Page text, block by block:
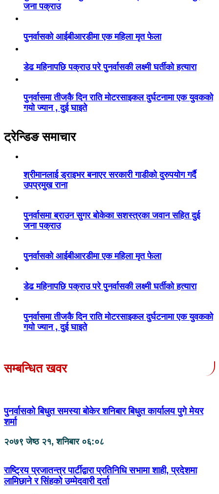
जना पक्राउ
पुनर्वासको आईबीआरडीमा एक महिला मृत फेला
डेढ महिनापछि पक्राउ परे पुनर्वासकी लक्ष्मी घर्तीको हत्यारा
पुनर्वासमा तीजकै दिन राति मोटरसाइकल दुर्घटनामा एक युवकको
गयो ज्यान , दुई घाइते
ट्रेन्डिङ समाचार
श्रीमानलाई ड्राइभर बनाएर सरकारी गाडीको दुरुपयोग गर्दै
उपप्रमुख राना
पुनर्वासमा ब्राउन सुगर बोकेका सशस्त्रका जवान सहित दुई
जना पक्राउ
पुनर्वासको आईबीआरडीमा एक महिला मृत फेला
डेढ महिनापछि पक्राउ परे पुनर्वासकी लक्ष्मी घर्तीको हत्यारा
पुनर्वासमा तीजकै दिन राति मोटरसाइकल दुर्घटनामा एक युवकको
गयो ज्यान , दुई घाइते
सम्बन्धित खवर
पुनर्वासको बिधुत समस्या बोकेर शनिबार बिधुत कार्यालय पुगे मेयर
शर्मा
२०७९ जेष्ठ २१, शनिबार ०६:०८
राष्ट्रिय प्रजातन्त्र पार्टीद्वारा प्रतिनिधि सभामा शाही, प्रदेशमा
लामिछाने र सिंहको उम्मेदवारी दर्ता